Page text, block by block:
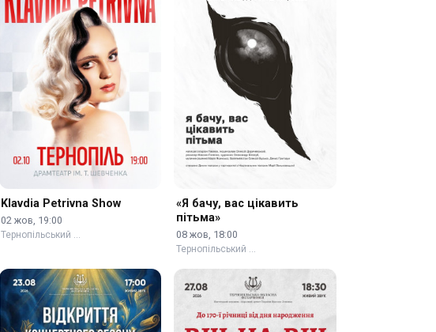
Klavdia Petrivna Show
02 жов, 19:00
Тернопільський …
«Я бачу, вас цікавить
пітьма»
08 жов, 18:00
Тернопільський …